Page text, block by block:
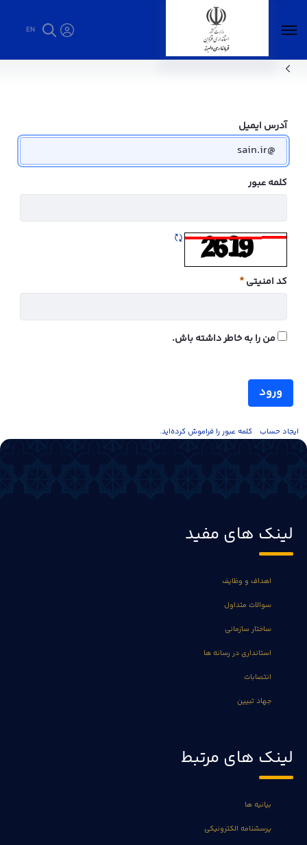
EN
ارتباط با ما - فرمانداری البرز
آدرس ایمیل
کلمه عبور
کد امنیتی
ضروری
من را به خاطر داشته باش.
ورود
ايجاد حساب کلمه عبور را فراموش کرده‌اید.
لینک های مفید
اهداف و وظایف
سوالات متداول
ساختار سازمانی
استانداری در رسانه ها
انتصابات
جهاد تبیین
لینک های مرتبط
بیانیه ها
پرسشنامه الکترونیکی